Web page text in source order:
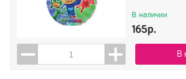
В наличии
165р.
В